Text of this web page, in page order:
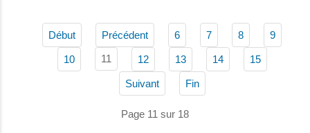
Début Précédent 6 7 8 9
10 11 12 13 14 15
Suivant Fin
Page 11 sur 18